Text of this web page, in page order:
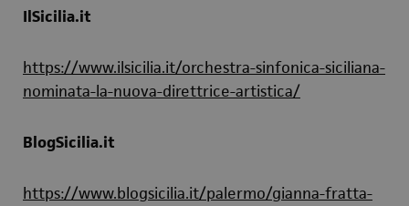
IlSicilia.it
https://www.ilsicilia.it/orchestra-sinfonica-siciliana-
nominata-la-nuova-direttrice-artistica/
BlogSicilia.it
https://www.blogsicilia.it/palermo/gianna-fratta-